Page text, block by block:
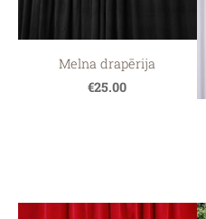
Melna drapērija
€25.00